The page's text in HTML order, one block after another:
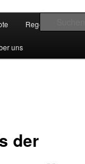
Blog
Life
Regelkunde
uns
der